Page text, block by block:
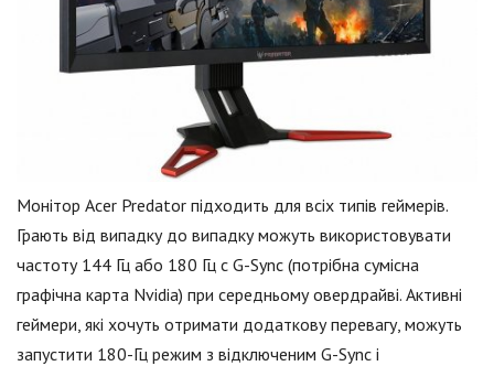
Монітор Acer Predator підходить для всіх типів геймерів.
Грають від випадку до випадку можуть використовувати
частоту 144 Гц або 180 Гц c G-Sync (потрібна сумісна
графічна карта Nvidia) при середньому овердрайві. Активні
геймери, які хочуть отримати додаткову перевагу, можуть
запустити 180-Гц режим з відключеним G-Sync і